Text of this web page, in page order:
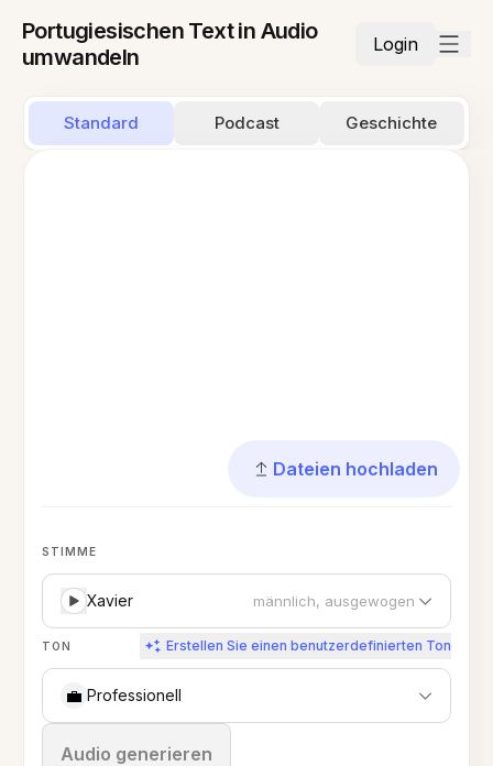
Portugiesischen Text in Audio
umwandeln
Login
Standard Podcast Geschichte
Dateien hochladen
STIMME
Xavier männlich, ausgewogen
TON Erstellen Sie einen benutzerdefinierten Ton
💼 Professionell
Audio generieren
Stoppen